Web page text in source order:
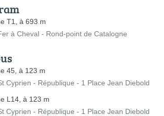
T1, à 693 m
à Cheval - Rond-point de Catalogne
45, à 123 m
Cyprien - République - 1 Place Jean Diebold
L14, à 123 m
Cyprien - République - 1 Place Jean Diebold